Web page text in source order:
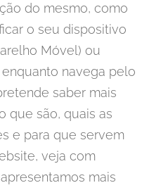
do mesmo, como
o seu dispositivo
Móvel) ou
navega pelo
saber mais
que são, quais as
e para que servem
veja com
mais